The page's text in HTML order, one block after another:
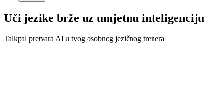
Uči jezike brže uz umjetnu inteligenciju
Talkpal pretvara AI u tvog osobnog jezičnog trenera